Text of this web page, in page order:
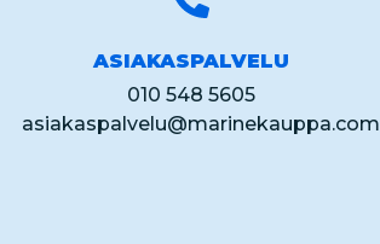
ASIAKASPALVELU
010 548 5605
asiakaspalvelu@marinekauppa.com